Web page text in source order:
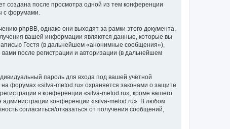
создана после просмотра одной из тем конференции
с форумами.
phpBB, однако они выходят за рамки этого документа,
вашей информации являются данные, которые вы
Гостя (в дальнейшем «анонимные сообщения»),
после регистрации и авторизации (в дальнейшем
пароль для входа под вашей учётной
форумах «silva-metod.ru» охраняется законами о защите
в конференции «silva-metod.ru», кроме вашего
администрации конференции «silva-metod.ru». В любом
согласиться/отказаться от получения сообщений,